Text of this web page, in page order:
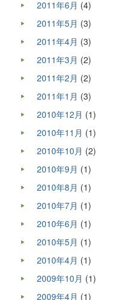
2011年6月 (4)
2011年5月 (3)
2011年4月 (3)
2011年3月 (2)
2011年2月 (2)
2011年1月 (3)
2010年12月 (1)
2010年11月 (1)
2010年10月 (2)
2010年9月 (1)
2010年8月 (1)
2010年7月 (1)
2010年6月 (1)
2010年5月 (1)
2010年4月 (1)
2009年10月 (1)
2009年4月 (1)